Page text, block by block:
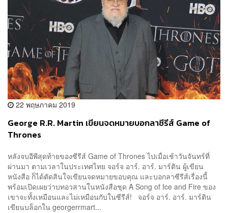
22 พฤษภาคม 2019
George R.R. Martin เขียนจดหมายบอกลาซีรีส์ Game of
Thrones
หลังจบอีพีสุดท้ายของซีรีส์ Game of Thrones ไปเมื่อเช้าวันจันทร์ที่
ผ่านมา ตามเวลาในประเทศไทย จอร์จ อาร์. อาร์. มาร์ติน ผู้เขียน
หนังสือ ก็ได้ตัดสินใจเขียนจดหมายขอบคุณ และบอกลาซีรีส์เรื่องนี้
พร้อมเปิดเผยว่าบทอวสานในหนังสือชุด A Song of Ice and Fire ของ
เขาจะทั้งเหมือนและไม่เหมือนกับในซีรีส์! จอร์จ อาร์. อาร์. มาร์ติน
เขียนบล็อกใน georgerrmart...